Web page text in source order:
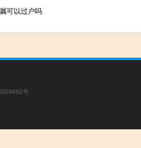
可以过户吗
号